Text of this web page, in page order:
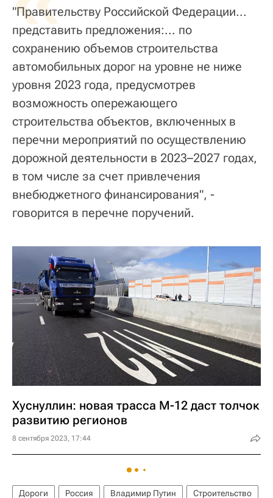
"Правительству Российской Федерации...
представить предложения:... по
сохранению объемов строительства
автомобильных дорог на уровне не ниже
уровня 2023 года, предусмотрев
возможность опережающего
строительства объектов, включенных в
перечни мероприятий по осуществлению
дорожной деятельности в 2023–2027 годах,
в том числе за счет привлечения
внебюджетного финансирования", -
говорится в перечне поручений.
Хуснуллин: новая трасса М-12 даст толчок
развитию регионов
8 сентября 2023, 17:44
Дороги Россия Владимир Путин
Строительство